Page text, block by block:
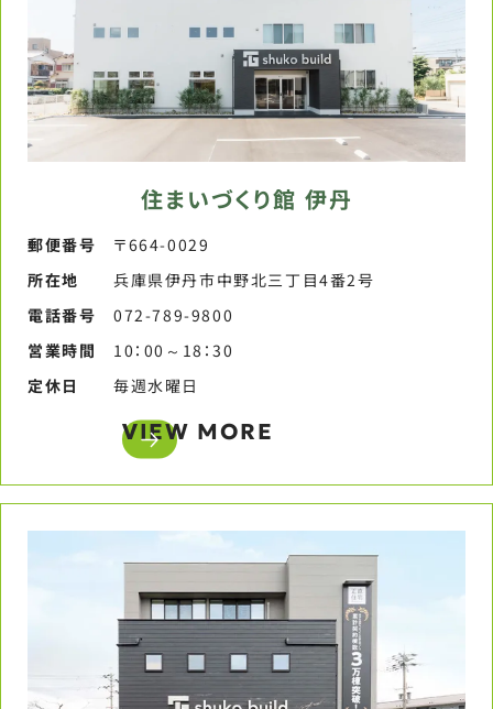
住まいづくり館 伊丹
郵便番号​
〒664-0029
所在地
兵庫県伊丹市中野北三丁目4番2号
電話番号​
072-789-9800​
営業時間​
10：00～18：30​
定休日​
毎週水曜日​
VIEW MORE